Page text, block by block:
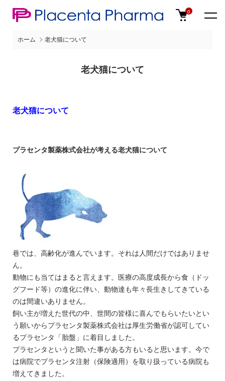
0
ホーム 老犬猫について
老犬猫について
老犬猫について
プラセンタ製薬株式会社が考える老犬猫について
巷では、高齢化が進んでいます。それは人間だけではありませ
ん。
動物にも当てはまると言えます。医療の高度成長から食（ドッ
グフード等）の進化に伴い、動物達も年々長生きしてきている
のは間違いありません。
飼い主が増えた世代の中、世間の皆様に喜んでもらいたいとい
う願いからプラセンタ製薬株式会社は厚生労働省が認可してい
るプラセンタ「胎盤」に着目しました。
プラセンタというと聞いた事がある方もいると思います。今で
は病院でプラセンタ注射（保険適用）を取り扱っている病院も
増えてきました。